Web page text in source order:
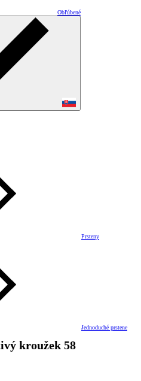
Obľúbené
Prsteny
Jednoduché prstene
kroužek 58